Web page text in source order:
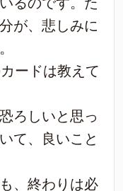
が、悲しみに
ードは教えて
ろしいと思っ
て、良いこと
、終わりは必